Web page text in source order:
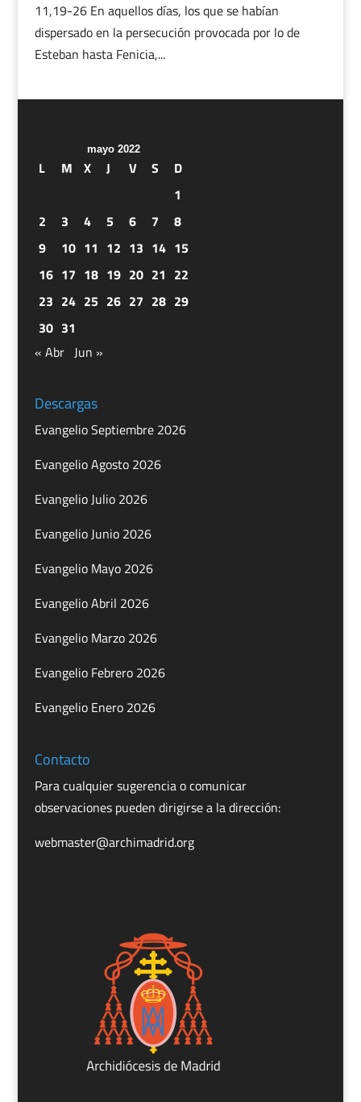
11,19-26 En aquellos días, los que se habían
dispersado en la persecución provocada por lo de
Esteban hasta Fenicia,...
mayo 2022
L M X J V S
D
1
2
3 4 5 6 7
8
9
10 11 12 13 14 15
16 17 18 19 20 21 22
23 24 25 26 27 28 29
30 31
« Abr Jun »
Descargas
Evangelio Septiembre 2026
Evangelio Agosto 2026
Evangelio Julio 2026
Evangelio Junio 2026
Evangelio Mayo 2026
Evangelio Abril 2026
Evangelio Marzo 2026
Evangelio Febrero 2026
Evangelio Enero 2026
Contacto
Para cualquier sugerencia o comunicar
observaciones pueden dirigirse a la dirección:
webmaster@archimadrid.org